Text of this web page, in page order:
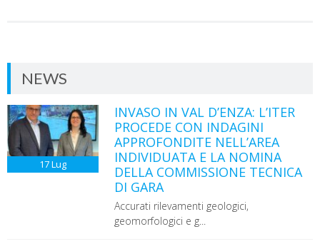
NEWS
17Lug
INVASO IN VAL D’ENZA: L’ITER
PROCEDE CON INDAGINI
APPROFONDITE NELL’AREA
INDIVIDUATA E LA NOMINA
DELLA COMMISSIONE TECNICA
DI GARA
Accurati rilevamenti geologici,
geomorfologici e g...